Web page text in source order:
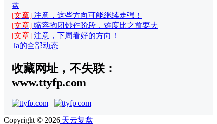
盘
[文章] 注意，这些方向可能继续走强！
[文章] 缩容抱团炒作阶段，难度比之前要大
[文章] 注意，下周看好的方向！
Ta的全部动态
收藏网址，不失联：
www.ttyfp.com
Copyright © 2026 天云复盘